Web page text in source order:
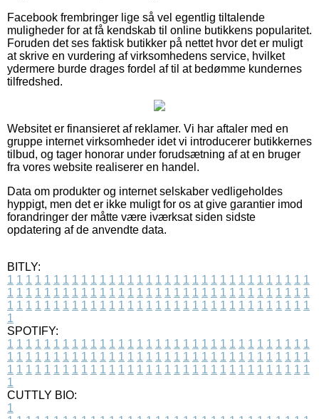
Facebook frembringer lige så vel egentlig tiltalende
muligheder for at få kendskab til online butikkens popularitet.
Foruden det ses faktisk butikker på nettet hvor det er muligt
at skrive en vurdering af virksomhedens service, hvilket
ydermere burde drages fordel af til at bedømme kundernes
tilfredshed.
Websitet er finansieret af reklamer. Vi har aftaler med en
gruppe internet virksomheder idet vi introducerer butikkernes
tilbud, og tager honorar under forudsætning af at en bruger
fra vores website realiserer en handel.
Data om produkter og internet selskaber vedligeholdes
hyppigt, men det er ikke muligt for os at give garantier imod
forandringer der måtte være iværksat siden sidste
opdatering af de anvendte data.
BITLY:
1 1 1 1 1 1 1 1 1 1 1 1 1 1 1 1 1 1 1 1 1 1 1 1 1 1 1 1 1 1 1 1 1
1 1 1 1 1 1 1 1 1 1 1 1 1 1 1 1 1 1 1 1 1 1 1 1 1 1 1 1 1 1 1 1 1
1 1 1 1 1 1 1 1 1 1 1 1 1 1 1 1 1 1 1 1 1 1 1 1 1 1 1 1 1 1 1 1 1
1
SPOTIFY:
1 1 1 1 1 1 1 1 1 1 1 1 1 1 1 1 1 1 1 1 1 1 1 1 1 1 1 1 1 1 1 1 1
1 1 1 1 1 1 1 1 1 1 1 1 1 1 1 1 1 1 1 1 1 1 1 1 1 1 1 1 1 1 1 1 1
1 1 1 1 1 1 1 1 1 1 1 1 1 1 1 1 1 1 1 1 1 1 1 1 1 1 1 1 1 1 1 1 1
1
CUTTLY BIO:
1